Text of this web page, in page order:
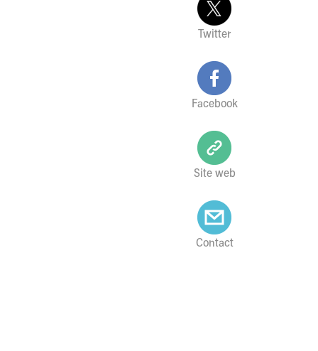
Twitter
Facebook
Site web
Contact